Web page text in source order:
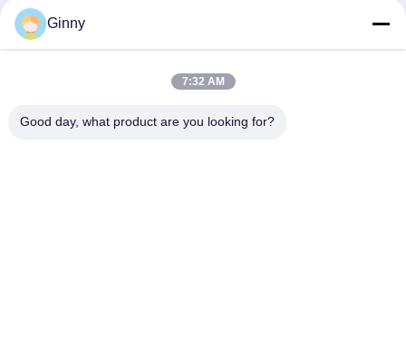
48V 1kw 로딩 레이어 200kg 고무 트랙 차시 Dp-Kls-150
소방 설비 휠체어 잔디 깎는 기계를 위한 샤시 300 킬로그램 크롤
Ginny
7:32 AM
Good day, what product are you looking for?